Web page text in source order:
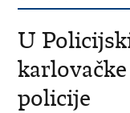
U
policije